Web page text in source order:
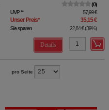
0
UVP** 57,99 €
Unser Preis* 35,15 €
Sie sparen 22,84 €(39%)
Details
pro Seite